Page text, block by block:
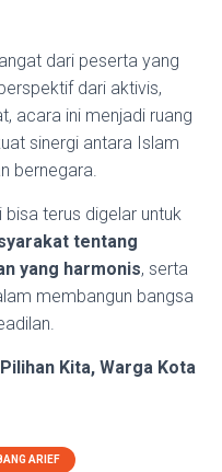
dari peserta yang
dari aktivis,
acara ini menjadi ruang
sinergi antara Islam
bernegara.
terus digelar untuk
tentang
yang harmonis, serta
membangun bangsa
Kita, Warga Kota
ARIEF